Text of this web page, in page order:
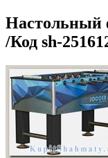
Настольный
/Код sh-